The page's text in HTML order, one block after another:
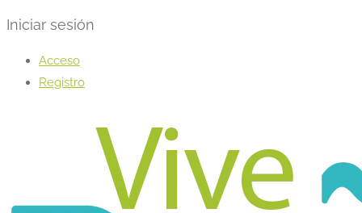
Iniciar sesión
Acceso
Registro